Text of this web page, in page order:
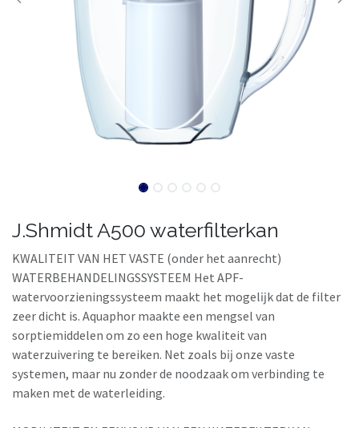
J.Shmidt A500 waterfilterkan
KWALITEIT VAN HET VASTE (onder het aanrecht)
WATERBEHANDELINGSSYSTEEM Het APF-
watervoorzieningssysteem maakt het mogelĳk dat de filter
zeer dicht is. Aquaphor maakte een mengsel van
sorptiemiddelen om zo een hoge kwaliteit van
waterzuivering te bereiken. Net zoals bĳ onze vaste
systemen, maar nu zonder de noodzaak om verbinding te
maken met de waterleiding.